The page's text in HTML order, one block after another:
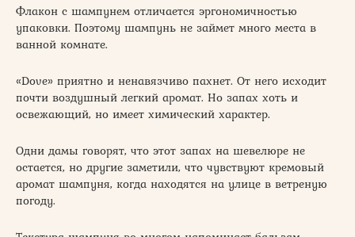
Флакон с шампунем отличается эргономичностью
упаковки. Поэтому шампунь не займет много места в
ванной комнате.
«Dove» приятно и ненавязчиво пахнет. От него исходит
почти воздушный легкий аромат. Но запах хоть и
освежающий, но имеет химический характер.
Одни дамы говорят, что этот запах на шевелюре не
остается, но другие заметили, что чувствуют кремовый
аромат шампуня, когда находятся на улице в ветреную
погоду.